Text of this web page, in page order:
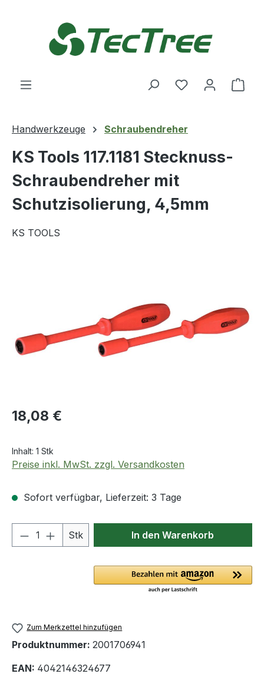
Du hast 0
Handwerkzeuge Schraubendreher
KS Tools 117.1181 Stecknuss-
Schraubendreher mit
Schutzisolierung, 4,5mm
KS TOOLS
Regulärer Preis:
18,08 €
Inhalt: 1 Stk
Preise inkl. MwSt. zzgl. Versandkosten
Sofort verfügbar, Lieferzeit: 3 Tage
Produkt Anzahl: Gib den
Stk In den Warenkorb
Zum Merkzettel hinzufügen
Produktnummer: 2001706941
EAN: 4042146324677